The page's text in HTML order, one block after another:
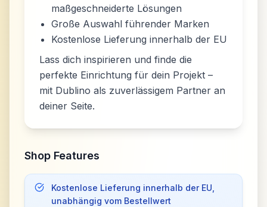
maßgeschneiderte Lösungen
Große Auswahl führender Marken
Kostenlose Lieferung innerhalb der EU
Lass dich inspirieren und finde die
perfekte Einrichtung für dein Projekt –
mit Dublino als zuverlässigem Partner an
deiner Seite.
Shop Features
Kostenlose Lieferung innerhalb der EU,
unabhängig vom Bestellwert